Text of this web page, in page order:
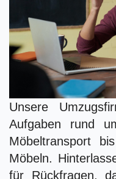
Unsere
Aufgaben rund
Möbeltransport
Möbeln.
für Rückfragen,